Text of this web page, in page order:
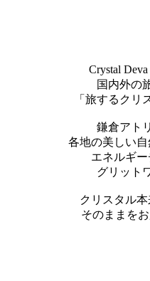
Crystal
国内外の
「旅するクリ
鎌倉アト
各地の美しい
エネルギ
グリット
クリスタル
そのままを